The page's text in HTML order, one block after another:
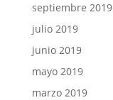
septiembre 2019
julio 2019
junio 2019
mayo 2019
marzo 2019